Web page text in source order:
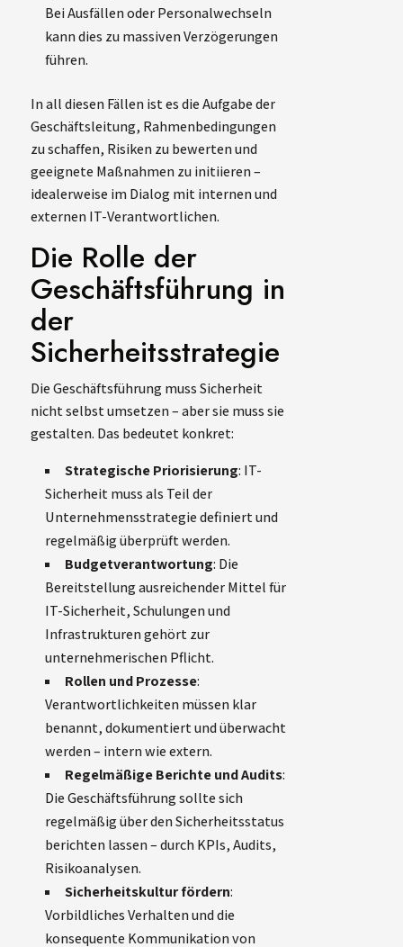
Bei Ausfällen oder Personalwechseln
kann dies zu massiven Verzögerungen
führen.
In all diesen Fällen ist es die Aufgabe der
Geschäftsleitung, Rahmenbedingungen
zu schaffen, Risiken zu bewerten und
geeignete Maßnahmen zu initiieren –
idealerweise im Dialog mit internen und
externen IT-Verantwortlichen.
Die Rolle der
Geschäftsführung in
der
Sicherheitsstrategie
Die Geschäftsführung muss Sicherheit
nicht selbst umsetzen – aber sie muss sie
gestalten. Das bedeutet konkret:
Strategische Priorisierung: IT-
Sicherheit muss als Teil der
Unternehmensstrategie definiert und
regelmäßig überprüft werden.
Budgetverantwortung: Die
Bereitstellung ausreichender Mittel für
IT-Sicherheit, Schulungen und
Infrastrukturen gehört zur
unternehmerischen Pflicht.
Rollen und Prozesse:
Verantwortlichkeiten müssen klar
benannt, dokumentiert und überwacht
werden – intern wie extern.
Regelmäßige Berichte und Audits:
Die Geschäftsführung sollte sich
regelmäßig über den Sicherheitsstatus
berichten lassen – durch KPIs, Audits,
Risikoanalysen.
Sicherheitskultur fördern:
Vorbildliches Verhalten und die
konsequente Kommunikation von